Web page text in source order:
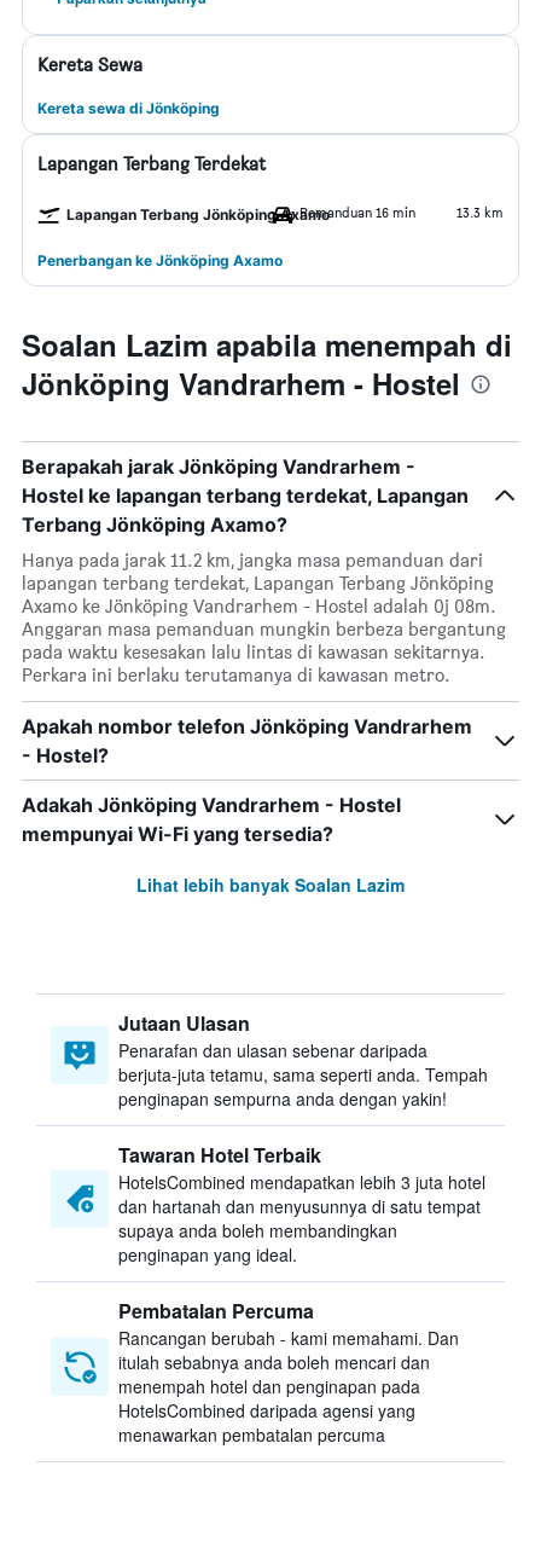
Kereta Sewa
Kereta sewa di Jönköping
Lapangan Terbang Terdekat
Lapangan Terbang Jönköping AxamoPemanduan 16 min 13.3 km
Penerbangan ke Jönköping Axamo
Soalan Lazim apabila menempah di
Jönköping Vandrarhem - Hostel
Berapakah jarak Jönköping Vandrarhem -
Hostel ke lapangan terbang terdekat, Lapangan
Terbang Jönköping Axamo?
Hanya pada jarak 11.2 km, jangka masa pemanduan dari
lapangan terbang terdekat, Lapangan Terbang Jönköping
Axamo ke Jönköping Vandrarhem - Hostel adalah 0j 08m.
Anggaran masa pemanduan mungkin berbeza bergantung
pada waktu kesesakan lalu lintas di kawasan sekitarnya.
Perkara ini berlaku terutamanya di kawasan metro.
Apakah nombor telefon Jönköping Vandrarhem
- Hostel?
Adakah Jönköping Vandrarhem - Hostel
mempunyai Wi-Fi yang tersedia?
Lihat lebih banyak Soalan Lazim
Jutaan Ulasan
Penarafan dan ulasan sebenar daripada
berjuta-juta tetamu, sama seperti anda. Tempah
penginapan sempurna anda dengan yakin!
Tawaran Hotel Terbaik
HotelsCombined mendapatkan lebih 3 juta hotel
dan hartanah dan menyusunnya di satu tempat
supaya anda boleh membandingkan
penginapan yang ideal.
Pembatalan Percuma
Rancangan berubah - kami memahami. Dan
itulah sebabnya anda boleh mencari dan
menempah hotel dan penginapan pada
HotelsCombined daripada agensi yang
menawarkan pembatalan percuma